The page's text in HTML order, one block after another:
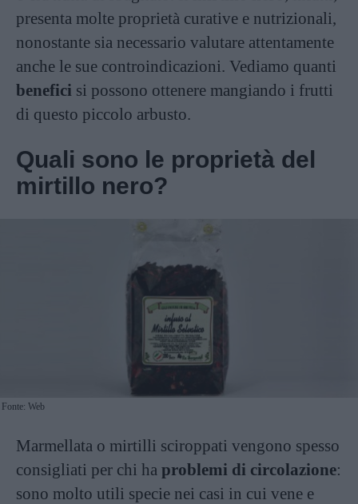
presenta molte proprietà curative e nutrizionali,
nonostante sia necessario valutare attentamente
anche le sue controindicazioni. Vediamo quanti
benefici si possono ottenere mangiando i frutti
di questo piccolo arbusto.
Quali sono le proprietà del
mirtillo nero?
Fonte: Web
Marmellata o mirtilli sciroppati vengono spesso
consigliati per chi ha problemi di circolazione:
sono molto utili specie nei casi in cui vene e